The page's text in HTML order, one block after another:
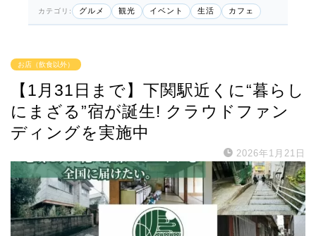
カテゴリ: グルメ 観光 イベント 生活 カフェ
お店（飲食以外）
【1月31日まで】下関駅近くに“暮らし
にまざる”宿が誕生! クラウドファン
ディングを実施中
2026年1月21日